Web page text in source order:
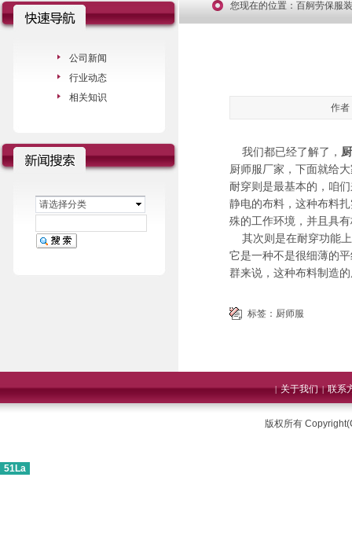
公司新闻
行业动态
相关知识
请选择分类
您现在的位置： 百舸劳保服
作
我们都已经了解了，
厨师服厂家，下面就给
耐穿则是最基本的，咱
静电的布料，这种布料
殊的工作环境，并且具
其次则是在耐穿功能上
它是一种不是很细薄的
群来说，这种布料制造
标签： 厨师服
|关于我们 |联系
版权所有
51La